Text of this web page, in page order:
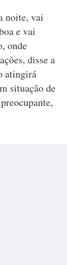
noite, vai
e vai
onde
disse a
atingirá
situação de